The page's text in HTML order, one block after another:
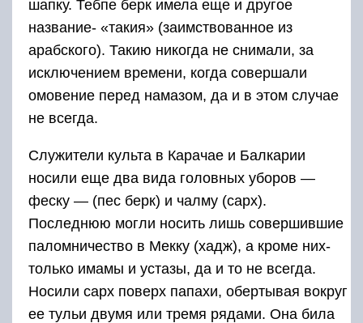
шапку. Тебпе берк имела еще и другое
название- «такия» (заимствованное из
арабского). Такию никогда не снимали, за
исключением времени, когда совершали
омовение перед намазом, да и в этом случае
не всегда.
Служители культа в Карачае и Балкарии
носили еще два вида головных уборов —
феску — (пес берк) и чалму (сарх).
Последнюю могли носить лишь совершившие
паломничество в Мекку (хадж), а кроме них-
только имамы и устазы, да и то не всегда.
Носили сарх поверх папахи, обертывая вокруг
ее тульи двумя или тремя рядами. Она била